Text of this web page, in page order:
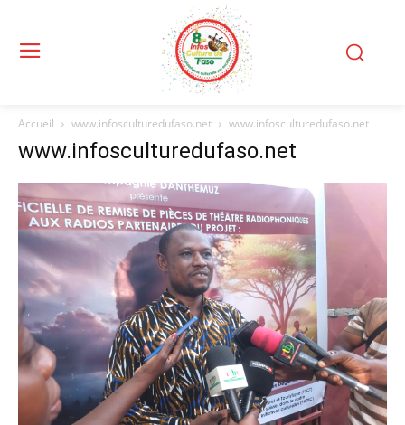
Accueil www.infosculturedufaso.net www.infosculturedufaso.net
www.infosculturedufaso.net